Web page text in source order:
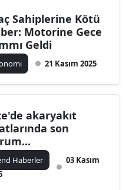
Sahiplerine Kötü
Motorine Gece
Geldi
21 Kasım 2025
akaryakıt
son
Haberler
03 Kasım